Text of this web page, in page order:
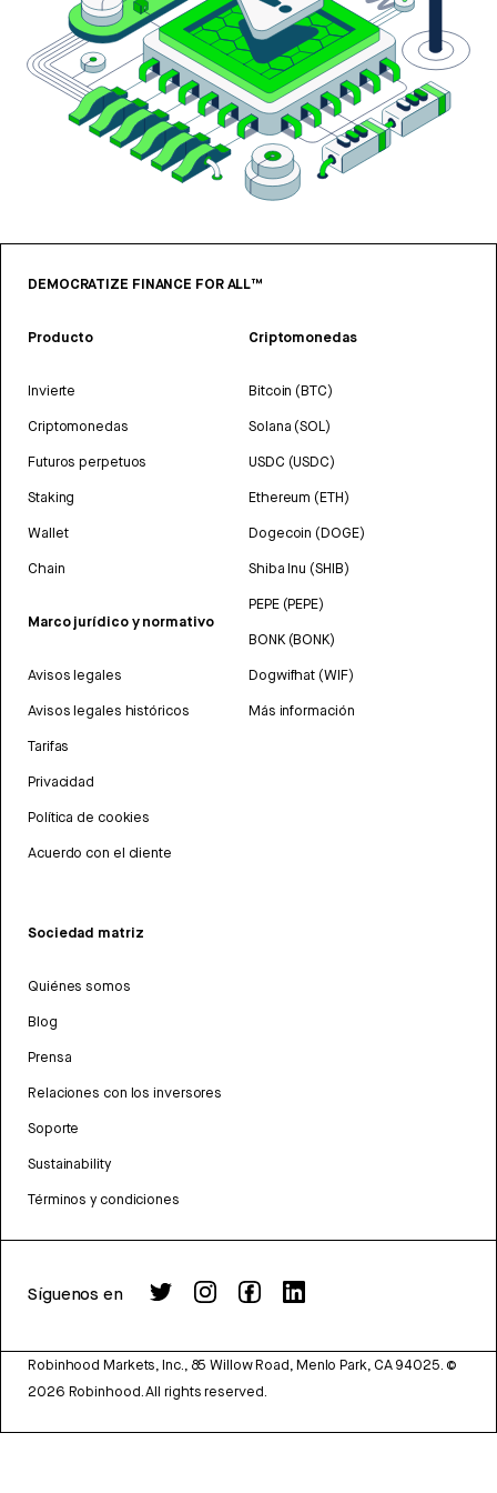
DEMOCRATIZE FINANCE FOR ALL™
Producto
Invierte
Criptomonedas
Futuros perpetuos
Staking
Wallet
Chain
Marco jurídico y normativo
Avisos legales
Avisos legales históricos
Tarifas
Privacidad
Política de cookies
Acuerdo con el cliente
Criptomonedas
Bitcoin (BTC)
Solana (SOL)
USDC (USDC)
Ethereum (ETH)
Dogecoin (DOGE)
Shiba Inu (SHIB)
PEPE (PEPE)
BONK (BONK)
Dogwifhat (WIF)
Más información
Sociedad matriz
Quiénes somos
Blog
Prensa
Relaciones con los inversores
Soporte
Sustainability
Términos y condiciones
Síguenos en
Robinhood Markets, Inc., 85 Willow Road, Menlo Park, CA 94025. ©
2026 Robinhood. All rights reserved.